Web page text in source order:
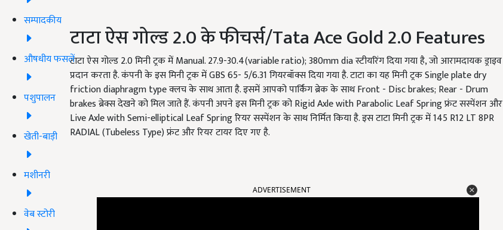
सम्पादकीय
औषधीय फसलें
पशुपालन
खेती-बाड़ी
मशीनरी
वेब स्टोरी
टाटा ऐस गोल्ड 2.0 के फीचर्स/Tata Ace Gold 2.0 Features
टाटा ऐस गोल्ड 2.0 मिनी ट्रक में Manual. 27.9-30.4(variable ratio); 380mm dia स्टीयरिंग दिया गया है, जो आरामदायक ड्राइव
प्रदान करता है. कंपनी के इस मिनी ट्रक में GBS 65- 5/6.31 गियरबॉक्स दिया गया है. टाटा का यह मिनी ट्रक Single plate dry
friction diaphragm type क्लच के साथ आता है. इसमें आपको पार्किंग ब्रेक के साथ Front - Disc brakes; Rear - Drum
brakes ब्रेक्स देखने को मिल जाते हैं. कंपनी अपने इस मिनी ट्रक को Rigid Axle with Parabolic Leaf Spring फ्रंट सस्पेंशन और
Live Axle with Semi-elliptical Leaf Spring रियर सस्पेंशन के साथ निर्मित किया है. इस टाटा मिनी ट्रक में 145 R12 LT 8PR
RADIAL (Tubeless Type) फ्रंट और रियर टायर दिए गए है.